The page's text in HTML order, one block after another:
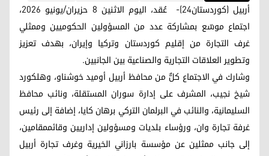
أربيل (كوردستان24)- عُقد، اليوم الاثنين 8 حزيران/يونيو 2026،
اجتماع موسّع بمشاركة عدد من المسؤولين الحكوميين وممثلي
غرف التجارة من إقليم كوردستان وتركيا وإيران، بهدف تعزيز
وتطوير العلاقات التجارية والصناعية بين الجانبين.
وشارك في الاجتماع كلٌّ من محافظ أربيل أوميد خوشناو، وهلكورد
شيخ نجيب، المشرف على إدارة سوران المستقلة، ونائب محافظ
السليمانية، والنائب في البرلمان التركي برهان كايا، إضافة إلى رئيس
غرفة تجارة وان، ورؤساء بلديات ومسؤولين إداريين وقائممقامين،
إلى جانب ممثلين عن مؤسسة بارزاني الخيرية وغرف تجارة أربيل